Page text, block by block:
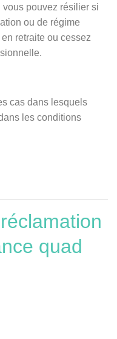
vous pouvez résilier si
ou de régime
retraite ou cessez
cas dans lesquels
les conditions
quad